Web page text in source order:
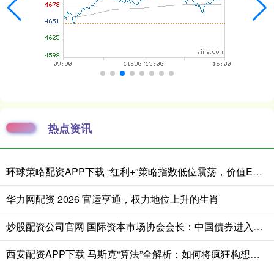
热点资讯
环球策略配资APP下载 “红利+”策略指数低位震荡，价值ETF易方达（159263）全天净申购达8000万份
华力网配资 2026 官运亨通，权力地位上升的生肖
炒股配资公司官网 国际资本市场协会会长：中国债券进入全球配置视野｜全球财经连线
西安配资APP下载 马斯克“算法”全解析：如何将疯狂构想转化为现实